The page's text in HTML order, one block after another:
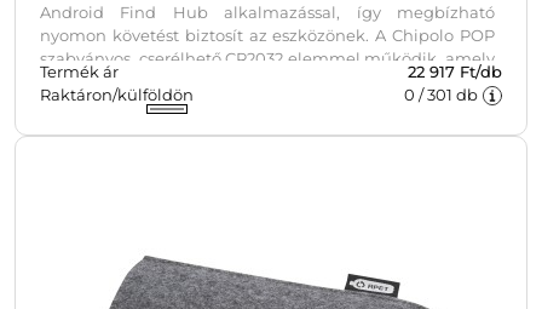
Android Find Hub alkalmazással, így megbízható
nyomon követést biztosít az eszközönek. A Chipolo POP
szabványos, cserélhető CR2032 elemmel működik, amely
akár egy éves élettartamot tesz lehetővé. A rendkívül erős
hangjelzés és a kiterjesztett Bluetooth-hatótávolság segít
Termék ár
22 917 Ft/db
Raktáron/külföldön
0 /301 db